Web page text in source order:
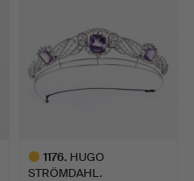
1176. HUGO
STRÖMDAHL.